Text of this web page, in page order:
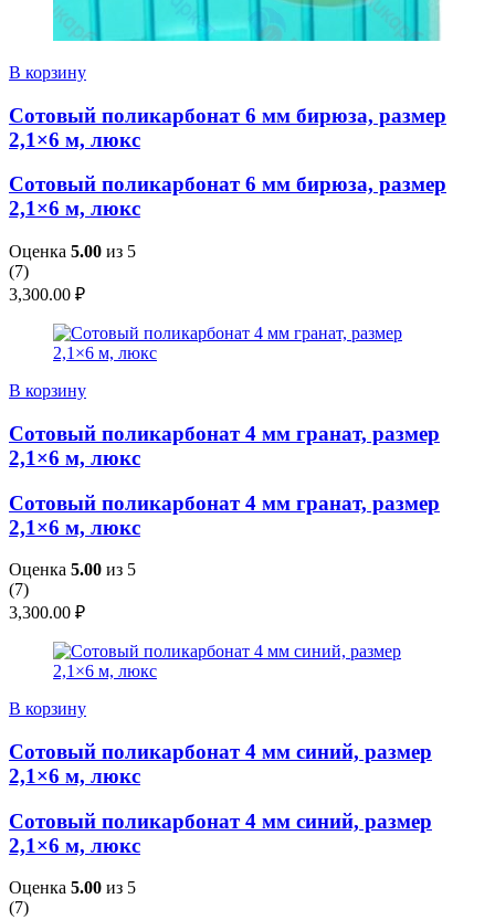
В корзину
Сотовый поликарбонат 6 мм бирюза, размер
2,1×6 м, люкс
Сотовый поликарбонат 6 мм бирюза, размер
2,1×6 м, люкс
Оценка 5.00 из 5
(7)
3,300.00 ₽
В корзину
Сотовый поликарбонат 4 мм гранат, размер
2,1×6 м, люкс
Сотовый поликарбонат 4 мм гранат, размер
2,1×6 м, люкс
Оценка 5.00 из 5
(7)
3,300.00 ₽
В корзину
Сотовый поликарбонат 4 мм синий, размер
2,1×6 м, люкс
Сотовый поликарбонат 4 мм синий, размер
2,1×6 м, люкс
Оценка 5.00 из 5
(7)